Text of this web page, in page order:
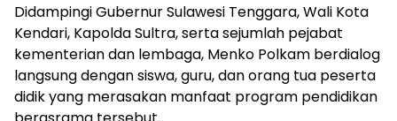
Didampingi Gubernur Sulawesi Tenggara, Wali Kota
Kendari, Kapolda Sultra, serta sejumlah pejabat
kementerian dan lembaga, Menko Polkam berdialog
langsung dengan siswa, guru, dan orang tua peserta
didik yang merasakan manfaat program pendidikan